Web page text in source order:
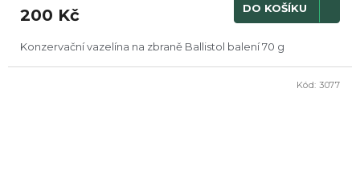
200 Kč DO KOŠÍKU
Konzervační vazelína na zbraně Ballistol balení 70 g
Kód: 3077